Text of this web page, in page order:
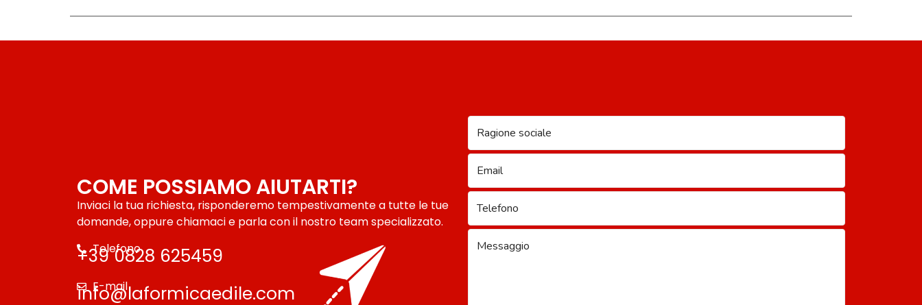
COME POSSIAMO AIUTARTI?
Inviaci la tua richiesta, risponderemo tempestivamente a tutte le tue
domande, oppure chiamaci e parla con il nostro team specializzato.
Telefono
+39 0828 625459
E-mail
info@laformicaedile.com